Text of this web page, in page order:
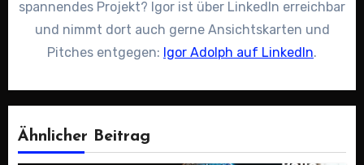
spannendes Projekt? Igor ist über LinkedIn erreichbar
und nimmt dort auch gerne Ansichtskarten und
Pitches entgegen: Igor Adolph auf LinkedIn.
Ähnlicher Beitrag